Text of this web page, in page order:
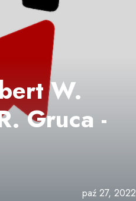
W.
Gruca -
paź 27, 2022